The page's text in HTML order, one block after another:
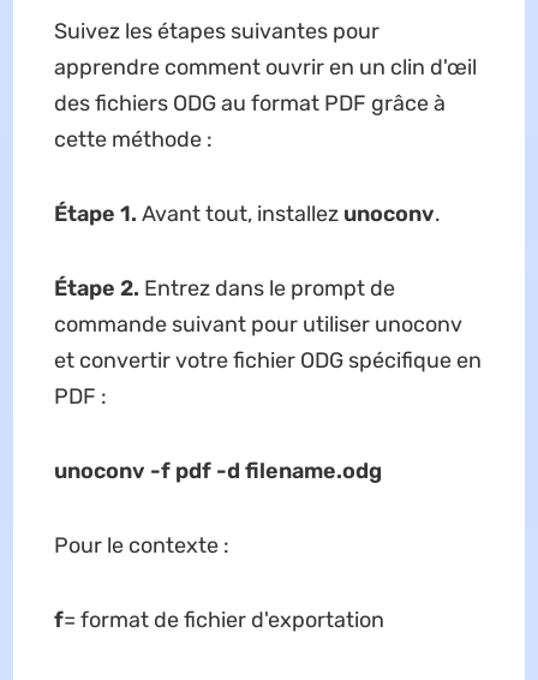
Suivez les étapes suivantes pour
apprendre comment ouvrir en un clin d'œil
des fichiers ODG au format PDF grâce à
cette méthode :
Étape 1. Avant tout, installez unoconv.
Étape 2. Entrez dans le prompt de
commande suivant pour utiliser unoconv
et convertir votre fichier ODG spécifique en
PDF :
unoconv -f pdf -d filename.odg
Pour le contexte :
f= format de fichier d'exportation